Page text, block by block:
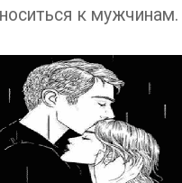
к мужчинам.